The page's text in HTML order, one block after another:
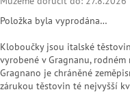
Položka byla vyprodána…
Kloboučky jsou italské
vyrobené v Gragnanu,
Gragnano je chráněné
zárukou těstovin té nejvyšší